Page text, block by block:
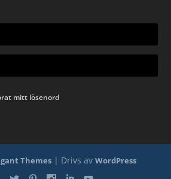
mitt lösenord
Themes | Drivs av WordPress